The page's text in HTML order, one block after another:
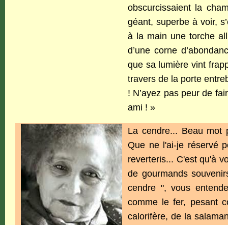
obscurcissaient la
géant, superbe à voir,
à la main une torche
d’une corne
que sa lumière vint
travers de la porte
! N’ayez pas peur de
ami ! »
La cendre... Beau mot
Que ne l'ai-je réservé
reverteris... C'est qu'à
de gourmands
cendre ", vous
comme le fer, pesant
calorifère, de la